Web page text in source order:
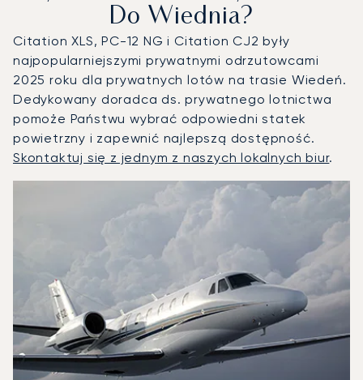
Do Wiednia?
Citation XLS, PC-12 NG i Citation CJ2 były
najpopularniejszymi prywatnymi odrzutowcami
2025 roku dla prywatnych lotów na trasie Wiedeń.
Dedykowany doradca ds. prywatnego lotnictwa
pomoże Państwu wybrać odpowiedni statek
powietrzny i zapewnić najlepszą dostępność.
Skontaktuj się z jednym z naszych lokalnych biur.
Model samolotu
Miejsca
Prędkość (węzły)
Zasięg (km)